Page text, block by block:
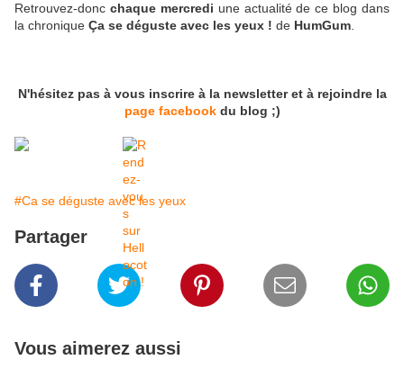
Retrouvez-donc chaque mercredi une actualité de ce blog dans
la chronique Ça se déguste avec les yeux ! de HumGum
N'hésitez pas à vous inscrire à la newsletter et à rejoindre la
page facebookdu blog ;)
#Ca se déguste avec les yeux
Partager
Vous aimerez aussi